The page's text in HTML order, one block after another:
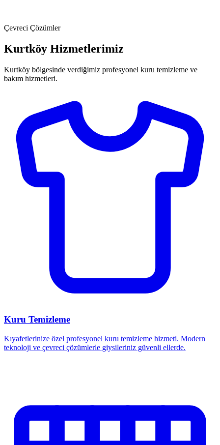
Çevreci Çözümler
Kurtköy Hizmetlerimiz
Kurtköy bölgesinde verdiğimiz profesyonel kuru temizleme ve
bakım hizmetleri.
Kuru Temizleme
Kıyafetlerinize özel profesyonel kuru temizleme hizmeti. Modern
teknoloji ve çevreci çözümlerle giysileriniz güvenli ellerde.